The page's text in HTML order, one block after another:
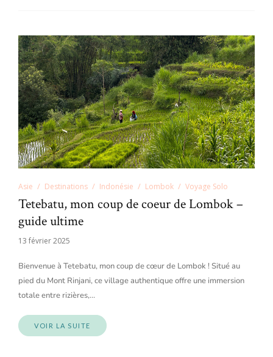
Asie Destinations Indonésie Lombok Voyage Solo
Tetebatu, mon coup de coeur de Lombok –
guide ultime
13 février 2025
Bienvenue à Tetebatu, mon coup de cœur de Lombok ! Situé au
pied du Mont Rinjani, ce village authentique offre une immersion
totale entre rizières,…
VOIR LA SUITE